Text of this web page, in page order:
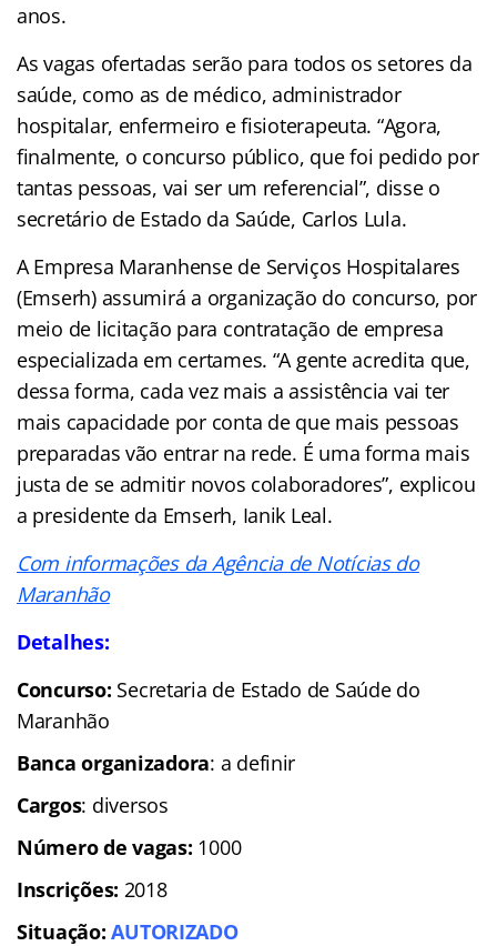
anos.
As vagas ofertadas serão para todos os setores da
saúde, como as de médico, administrador
hospitalar, enfermeiro e fisioterapeuta. “Agora,
finalmente, o concurso público, que foi pedido por
tantas pessoas, vai ser um referencial”, disse o
secretário de Estado da Saúde, Carlos Lula.
A Empresa Maranhense de Serviços Hospitalares
(Emserh) assumirá a organização do concurso, por
meio de licitação para contratação de empresa
especializada em certames. “A gente acredita que,
dessa forma, cada vez mais a assistência vai ter
mais capacidade por conta de que mais pessoas
preparadas vão entrar na rede. É uma forma mais
justa de se admitir novos colaboradores”, explicou
a presidente da Emserh, Ianik Leal.
Com informações da Agência de Notícias do
Maranhão
Detalhes:
Concurso: Secretaria de Estado de Saúde do
Maranhão
Banca organizadora: a definir
Cargos: diversos
Número de vagas: 1000
Inscrições: 2018
Situação: AUTORIZADO